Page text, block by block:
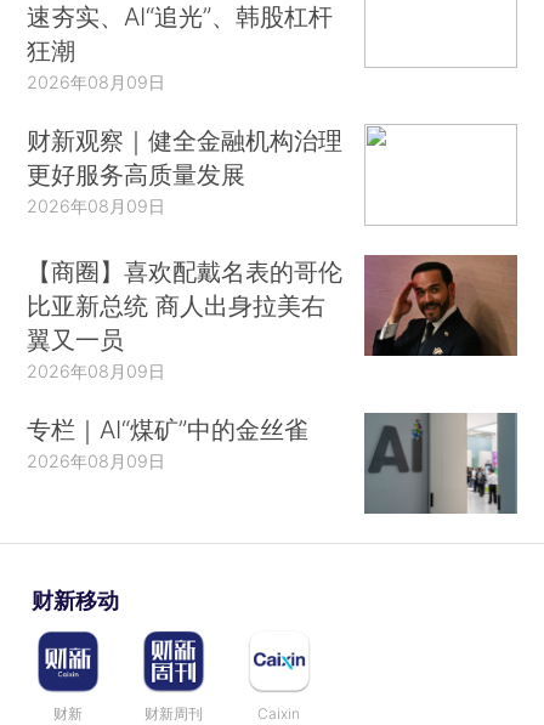
速夯实、AI“追光”、韩股杠杆
狂潮
2026年08月09日
财新观察｜健全金融机构治理
更好服务高质量发展
2026年08月09日
【商圈】喜欢配戴名表的哥伦
比亚新总统 商人出身拉美右
翼又一员
2026年08月09日
专栏｜AI“煤矿”中的金丝雀
2026年08月09日
财新移动
财新 财新周刊 Caixin